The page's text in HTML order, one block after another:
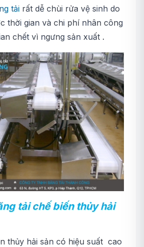
tải rất dễ chùi rửa vệ sinh do
thời gian và chi phí nhân công
chết vì ngưng sản xuất .
tải chế biến thủy hải
thủy hải sản có hiệu suất cao